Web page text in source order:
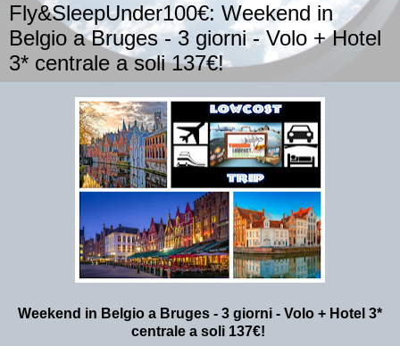
Fly&SleepUnder100€: Weekend in
Belgio a Bruges - 3 giorni - Volo + Hotel
3* centrale a soli 137€!
Weekend in Belgio a Bruges - 3 giorni - Volo + Hotel 3*
centrale a soli 137€!